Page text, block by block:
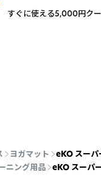
ヨガマット
eKO スーパ
ニング用品 eKO スーパ
すぐに使える5,000円ク